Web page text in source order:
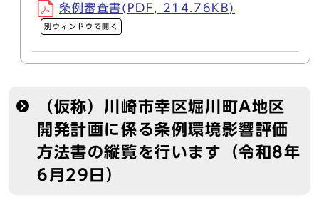
条例審査書(PDF, 214.76KB)
別ウィンドウで開く
（仮称）川崎市幸区堀川町A地区
開発計画に係る条例環境影響評価
方法書の縦覧を行います（令和8年
6月29日）